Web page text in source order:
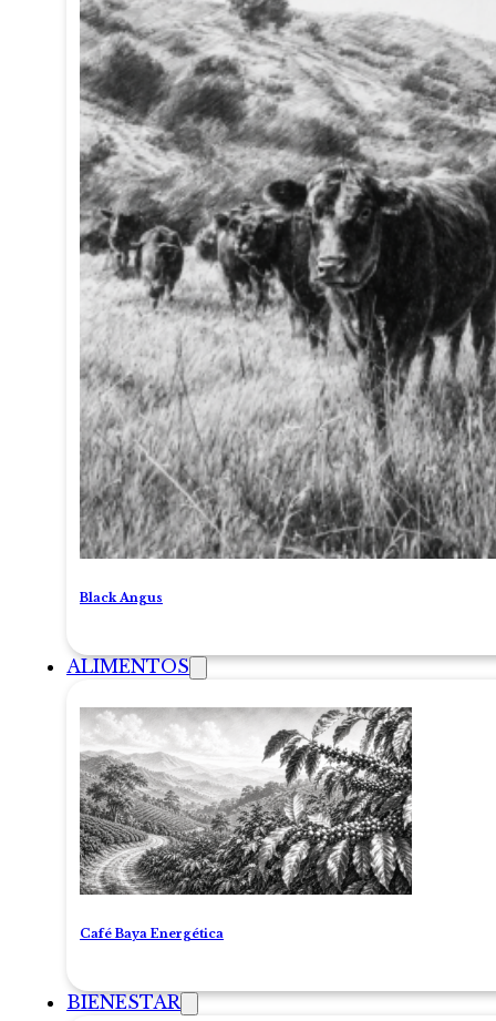
Black Angus
ALIMENTOS
Café Baya Energética
BIENESTAR